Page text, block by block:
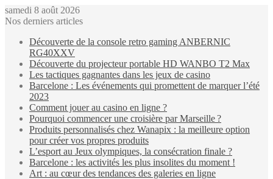
samedi 8 août 2026
Nos derniers articles
Découverte de la console retro gaming ANBERNIC
RG40XXV
Découverte du projecteur portable HD WANBO T2 Max
Les tactiques gagnantes dans les jeux de casino
Barcelone : Les événements qui promettent de marquer l’été
2023
Comment jouer au casino en ligne ?
Pourquoi commencer une croisière par Marseille ?
Produits personnalisés chez Wanapix : la meilleure option
pour créer vos propres produits
L’esport au Jeux olympiques, la consécration finale ?
Barcelone : les activités les plus insolites du moment !
Art : au cœur des tendances des galeries en ligne